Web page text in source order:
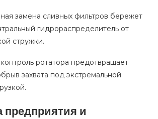
замена сливных фильтров бережет
гидрораспределитель от
стружки.
ротатора предотвращает
захвата под экстремальной
и